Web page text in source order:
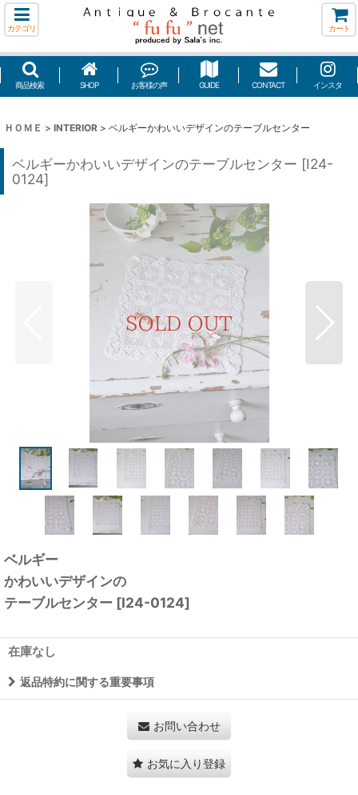
カテゴリ カート
商品検索 SHOP お客様の声 GUIDE CONTACT インスタ
ＨＯＭＥ > INTERIOR > ベルギーかわいいデザインのテーブルセンター
ベルギーかわいいデザインのテーブルセンター [I24-
0124]
ベルギー
かわいいデザインの
テーブルセンター [I24-0124]
在庫なし
返品特約に関する重要事項
お問い合わせ
お気に入り登録